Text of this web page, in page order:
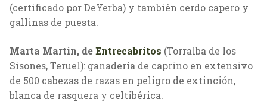
(certificado por DeYerba) y también cerdo capero y
gallinas de puesta.
Marta Martín, deEntrecabritos (Torralba de los
Sisones, Teruel): ganadería de caprino en extensivo
de 500 cabezas de razas en peligro de extinción,
blanca de rasquera y celtibérica.